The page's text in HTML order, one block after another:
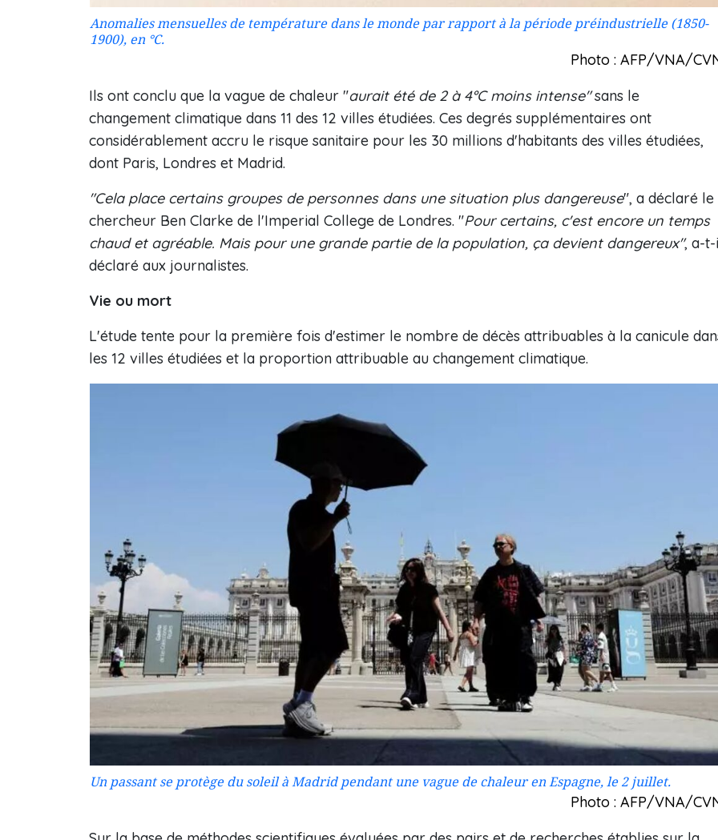
Anomalies mensuelles de température dans le monde par rapport à la période préindustrielle (1850-
1900), en °C.
Photo : AFP/VNA/
Ils ont conclu que la vague de chaleur "aurait été de 2 à 4°C moins intense"sans le
changement climatique dans 11 des 12 villes étudiées. Ces degrés supplémentaires ont
considérablement accru le risque sanitaire pour les 30 millions d'habitants des villes étudiées,
dont Paris, Londres et Madrid.
"Cela place certains groupes de personnes dans une situation plus dangereuse", a déclaré le
chercheur Ben Clarke de l'Imperial College de Londres. "Pour certains, c'est encore un temps
chaud et agréable. Mais pour une grande partie de la population, ça devient dangereux", a-
déclaré aux journalistes.
Vie ou mort
L'étude tente pour la première fois d'estimer le nombre de décès attribuables à la canicule
les 12 villes étudiées et la proportion attribuable au changement climatique.
Un passant se protège du soleil à Madrid pendant une vague de chaleur en Espagne, le 2 juillet.
Photo : AFP/VNA/